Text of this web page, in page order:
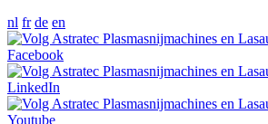
nl fr de en